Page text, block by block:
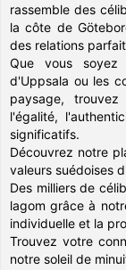
rassemble des
la côte de
des relations
Que vous soyez
d'Uppsala ou les
paysage,
l'égalité,
significatifs.
Découvrez notre
valeurs suédoises
Des milliers de
lagom grâce à
individuelle et la
Trouvez votre
notre soleil de